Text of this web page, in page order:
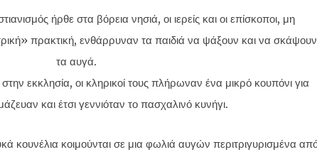
ήρθε στα βόρεια νησιά, οι ιερείς και οι επίσκοποι, μη
πρακτική, ενθάρρυναν τα παιδιά να ψάξουν και να σκάψουν
τα αυγά.
εκκλησία, οι κληρικοί τους πλήρωναν ένα μικρό κουπόνι για
και έτσι γεννιόταν το πασχαλινό κυνήγι.